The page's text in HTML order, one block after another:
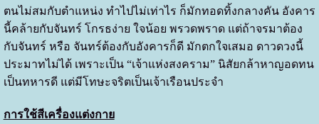
ตนไม่สมกับตำแหน่ง ทำไปไม่เท่าไร ก็มักทอดทิ้งกลางคัน อังคาร
นี้คล้ายกับจันทร์ โกรธง่าย ใจน้อย พรวดพราด แต่ถ้าจรมาต้อง
กับจันทร์ หรือ จันทร์ต้องกับอังคารก็ดี มักตกใจเสมอ ดาวดวงนี้
ประมาทไม่ได้ เพราะเป็น “เจ้าแห่งสงคราม” นิสัยกล้าหาญอดทน
เป็นทหารดี แต่มีโทษะจริตเป็นเจ้าเรือนประจำ
การใช้สีเครื่องแต่งกาย